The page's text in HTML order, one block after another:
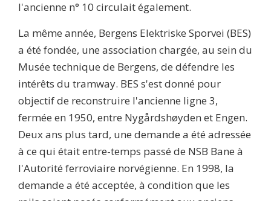
l'ancienne n° 10 circulait également.
La même année, Bergens Elektriske Sporvei (BES)
a été fondée, une association chargée, au sein du
Musée technique de Bergens, de défendre les
intérêts du tramway. BES s'est donné pour
objectif de reconstruire l'ancienne ligne 3,
fermée en 1950, entre Nygårdshøyden et Engen.
Deux ans plus tard, une demande a été adressée
à ce qui était entre-temps passé de NSB Bane à
l'Autorité ferroviaire norvégienne. En 1998, la
demande a été acceptée, à condition que les